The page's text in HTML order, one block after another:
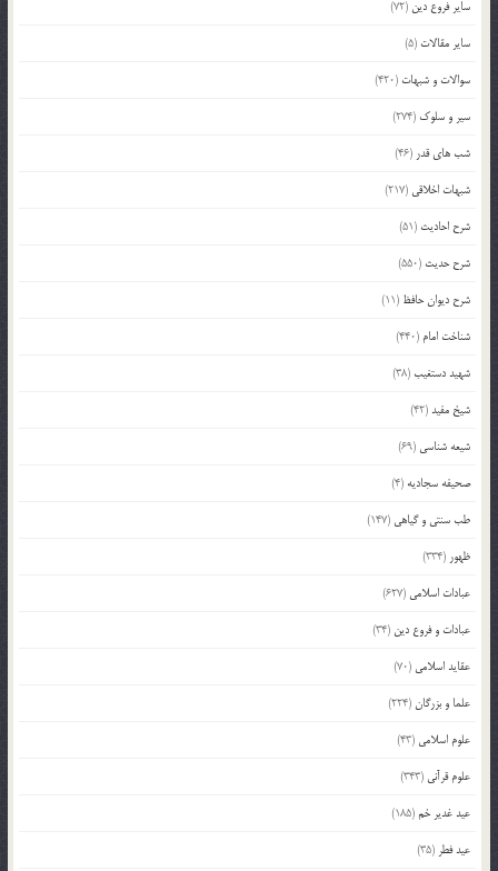
سایر فروع دین (72)
سایر مقالات (5)
سوالات و شبهات (420)
سیر و سلوک (274)
شب های قدر (46)
شبهات اخلاقی (217)
شرح احادیث (51)
شرح حدیث (550)
شرح دیوان حافظ (11)
شناخت امام (440)
شهید دستغیب(38)
شیخ مفید(42)
شیعه شناسی (69)
صحیفه سجادیه (4)
طب سنتی و گیاهی (147)
ظهور (334)
عبادات اسلامی (627)
عبادات و فروع دین (34)
عقاید اسلامی (70)
علما و بزرگان(224)
علوم اسلامی (43)
علوم قرآنی (343)
عید غدیر خم(185)
عید فطر (35)